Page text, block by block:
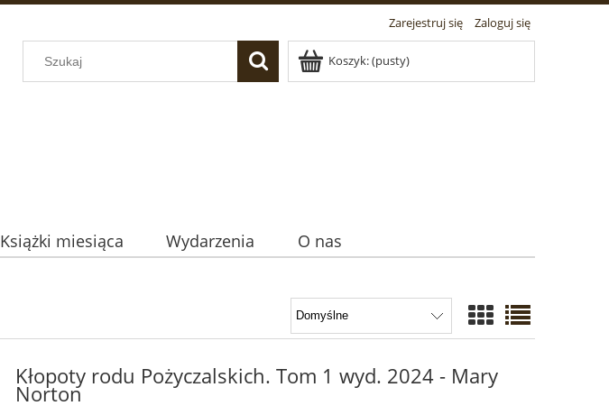
Zarejestruj się Zaloguj się
Koszyk:(pusty)
Książki miesiąca Wydarzenia O nas
Kłopoty rodu Pożyczalskich. Tom 1 wyd. 2024 - Mary
Norton